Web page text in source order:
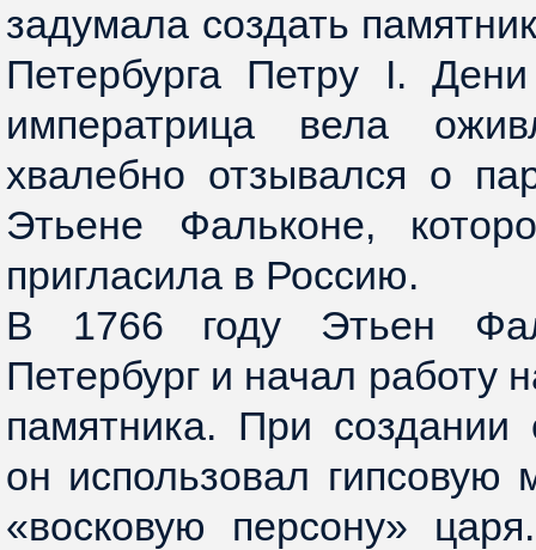
задумала создать
Петербурга Петру I.
императрица вела
хвалебно отзывался о
Этьене Фальконе,
пригласила в Россию.
В 1766 году Этьен
Петербург и начал работу
памятника. При создании
он использовал гипсовую
«восковую персону»